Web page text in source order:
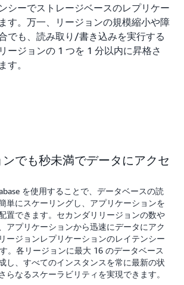
シーでストレージベースのレプリケー
す。万一、リージョンの規模縮小や障
でも、読み取り/書き込みを実行する
ージョンの 1 つを 1 分以内に昇格さ
す。
でも秒未満でデータにアクセ
を使用することで、データベースの読
単にスケーリングし、アプリケーションを
置できます。セカンダリリージョンの数や
アプリケーションから迅速にデータにアク
ージョンレプリケーションのレイテンシー
。各リージョンに最大 16 のデータベース
し、すべてのインスタンスを常に最新の状
らなるスケーラビリティを実現できます。